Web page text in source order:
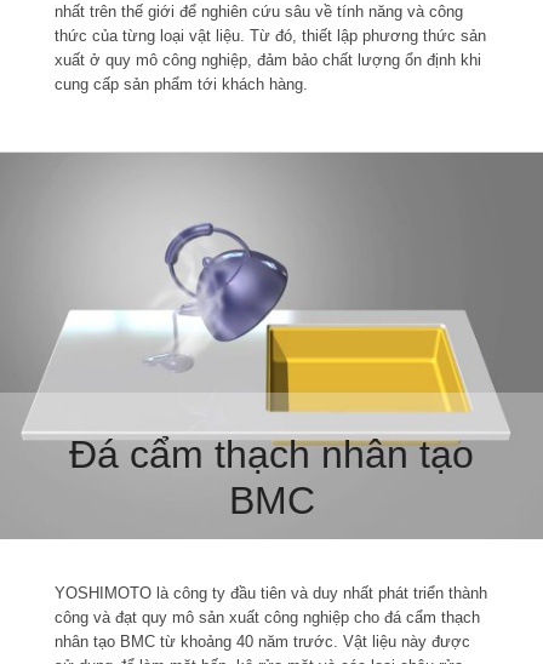
nhất trên thế giới để nghiên cứu sâu về tính năng và công
thức của từng loại vật liệu. Từ đó, thiết lập phương thức sản
xuất ở quy mô công nghiệp, đảm bảo chất lượng ổn định khi
cung cấp sản phẩm tới khách hàng.
Đá cẩm thạch nhân tạo
BMC
YOSHIMOTO là công ty đầu tiên và duy nhất phát triển thành
công và đạt quy mô sản xuất công nghiệp cho đá cẩm thạch
nhân tạo BMC từ khoảng 40 năm trước. Vật liệu này được